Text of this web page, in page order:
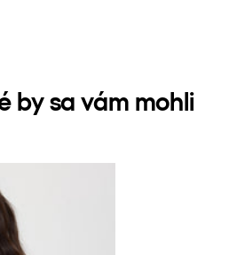
by sa vám mohli